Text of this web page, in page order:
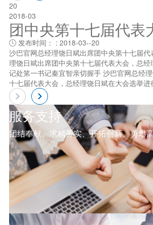
20
2018-03
团中央第十七届代表
发布时间： : 2018-03--20
沙巴官网总经理饶日斌出席团中央第十七届
理饶日斌出席团中央第十七届代表大会，总
记处笫一书记秦宜智亲切握手 沙巴官网总经
十七届代表大会，总经理饶日斌在大会选举进
服务支持
团结奉献、求精务实、开拓创新、勇攀